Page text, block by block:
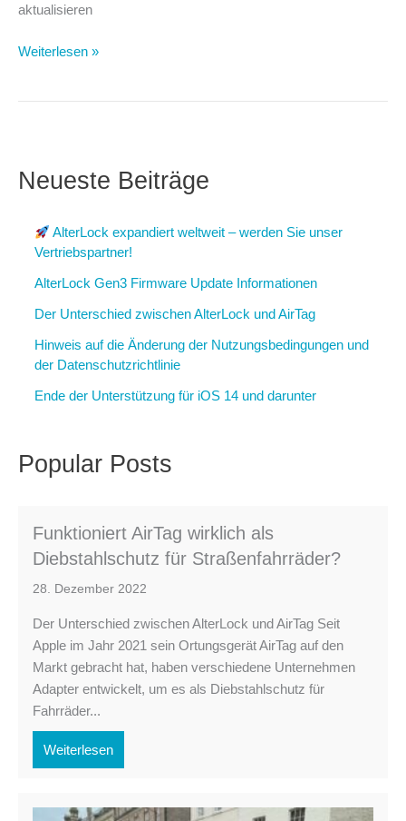
aktualisieren
AlterLock
Weiterlesen »
Neueste Beiträge
AlterLock expandiert weltweit – werden Sie unser
Vertriebspartner!
AlterLock Gen3 Firmware Update Informationen
Der Unterschied zwischen AlterLock und AirTag
Hinweis auf die Änderung der Nutzungsbedingungen und
der Datenschutzrichtlinie
Ende der Unterstützung für iOS 14 und darunter
Popular Posts
Funktioniert AirTag wirklich als
Diebstahlschutz für Straßenfahrräder?
28. Dezember 2022
Der Unterschied zwischen AlterLock und AirTag Seit
Apple im Jahr 2021 sein Ortungsgerät AirTag auf den
Markt gebracht hat, haben verschiedene Unternehmen
Adapter entwickelt, um es als Diebstahlschutz für
Fahrräder...
Weiterlesen